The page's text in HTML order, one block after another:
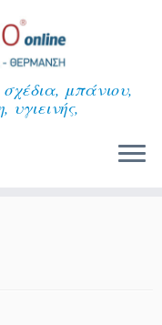
μπάνιου,
υγιεινής,